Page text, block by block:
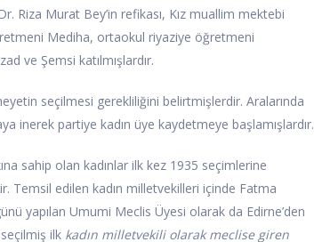
Riza Murat Bey’in refikası, Kız muallim mektebi
Mediha, ortaokul riyaziye öğretmeni
ve Şemsi katılmışlardır.
seçilmesi gerekliliğini belirtmişlerdir. Aralarında
inerek partiye kadın üye kaydetmeye başlamışlardır.
sahip olan kadınlar ilk kez 1935 seçimlerine
Temsil edilen kadın milletvekilleri içinde Fatma
yapılan Umumi Meclis Üyesi olarak da Edirne’den
ilk kadın milletvekili olarak meclise giren